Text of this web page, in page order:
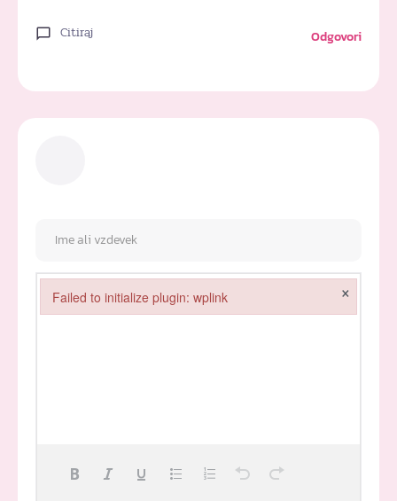
Citiraj Odgovori
Failed to initialize plugin: wplink ×
Failed to initialize plugin: wplink